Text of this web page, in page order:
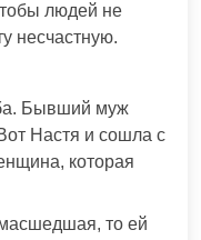
людей не
несчастную.
Бывший муж
Настя и сошла с
которая
то ей